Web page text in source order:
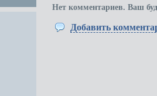
Нет комментариев. Ваш
Добавить